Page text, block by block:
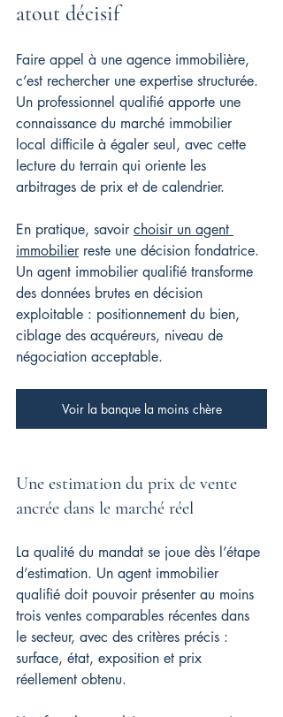
atout décisif
Faire appel à une agence immobilière,
c’est rechercher une expertise structurée.
Un professionnel qualifié apporte une
connaissance du marché immobilier
local difficile à égaler seul, avec cette
lecture du terrain qui oriente les
arbitrages de prix et de calendrier.
En pratique, savoir choisir un agent
immobilier reste une décision fondatrice.
Un agent immobilier qualifié transforme
des données brutes en décision
exploitable : positionnement du bien,
ciblage des acquéreurs, niveau de
négociation acceptable.
Voir la banque la moins chère
Une estimation du prix de vente
ancrée dans le marché réel
La qualité du mandat se joue dès l’étape
d’estimation. Un agent immobilier
qualifié doit pouvoir présenter au moins
trois ventes comparables récentes dans
le secteur, avec des critères précis :
surface, état, exposition et prix
réellement obtenu.